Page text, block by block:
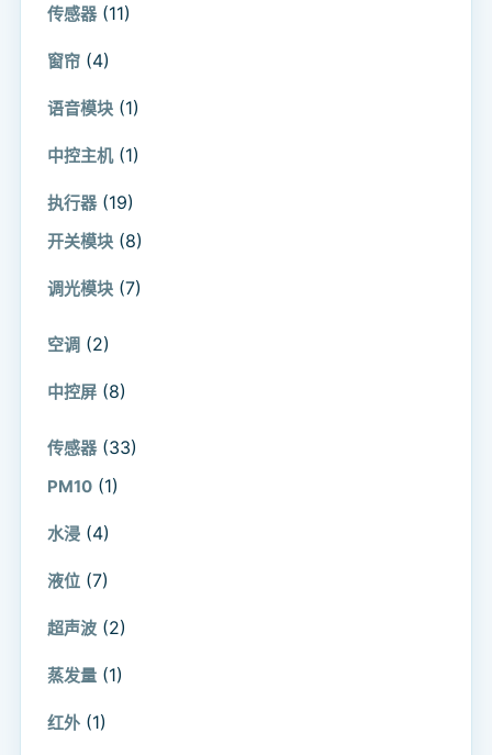
传感器 (11)
窗帘 (4)
语音模块 (1)
中控主机 (1)
执行器 (19)
开关模块 (8)
调光模块 (7)
空调 (2)
中控屏 (8)
传感器 (33)
PM10 (1)
水浸 (4)
液位 (7)
超声波 (2)
蒸发量 (1)
红外 (1)